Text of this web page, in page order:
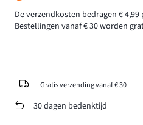
De verzendkosten bedragen €
Bestellingen vanaf € 30 worden
Gratis verzending vanaf € 30
30 dagen bedenktijd